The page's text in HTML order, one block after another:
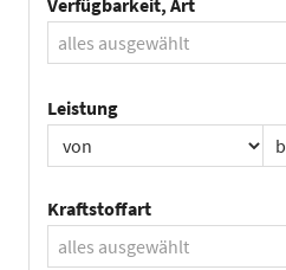
alles ausgewählt
Leistung
Kraftstoffart
alles ausgewählt